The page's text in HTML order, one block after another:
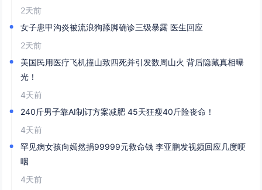
2天前
女子患甲沟炎被流浪狗舔脚确诊三级暴露 医生回应
2天前
美国民用医疗飞机撞山致四死并引发数周山火 背后隐藏真相曝
光！
4天前
240斤男子靠AI制订方案减肥 45天狂瘦40斤险丧命！
4天前
罕见病女孩向嫣然捐99999元救命钱 李亚鹏发视频回应几度哽
咽
4天前